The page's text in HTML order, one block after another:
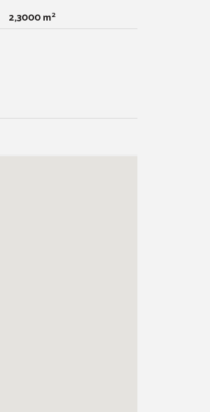
2,3000 m2